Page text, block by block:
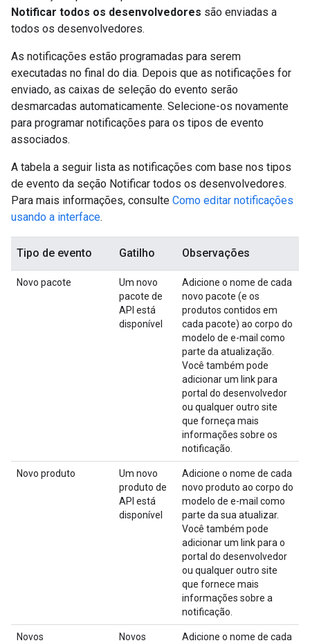
Notificar todos os desenvolvedores são enviadas a
todos os desenvolvedores.
As notificações estão programadas para serem
executadas no final do dia. Depois que as notificações for
enviado, as caixas de seleção do evento serão
desmarcadas automaticamente. Selecione-os novamente
para programar notificações para os tipos de evento
associados.
A tabela a seguir lista as notificações com base nos tipos
de evento da seção Notificar todos os desenvolvedores.
Para mais informações, consulte Como editar notificações
usando a interface.
Tipo de evento Gatilho Observações
Novo pacote
Um novo
pacote de
API está
disponível
Adicione o nome de cada
novo pacote (e os
produtos contidos em
cada pacote) ao corpo do
modelo de e-mail como
parte da atualização.
Você também pode
adicionar um link para
portal do desenvolvedor
ou qualquer outro site
que forneça mais
informações sobre os
notificação.
Novo produto
Um novo
produto de
API está
disponível
Adicione o nome de cada
novo produto ao corpo do
modelo de e-mail como
parte da sua atualizar.
Você também pode
adicionar um link para o
portal do desenvolvedor
ou qualquer outro site
que fornece mais
informações sobre a
notificação.
Novos
Novos
Adicione o nome de cada